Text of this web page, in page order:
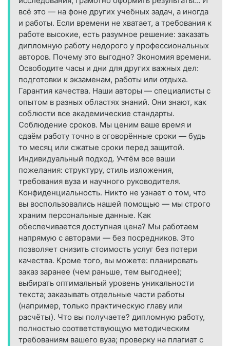
всё это — на фоне других учебных задач, а иногда
и работы. Если времени не хватает, а требования к
работе высокие, есть разумное решение: заказать
дипломную работу недорого у профессиональных
авторов. Почему это выгодно? Экономия времени.
Освободите часы и дни для других важных дел:
подготовки к экзаменам, работы или отдыха.
Гарантия качества. Наши авторы — специалисты с
опытом в разных областях знаний. Они знают, как
соблюсти все академические стандарты.
Соблюдение сроков. Мы ценим ваше время и
сдаём работу точно в оговорённые сроки — будь
то месяц или сжатые сроки перед защитой.
Индивидуальный подход. Учтём все ваши
пожелания: структуру, стиль изложения,
требования вуза и научного руководителя.
Конфиденциальность. Никто не узнает о том, что
вы воспользовались нашей помощью — мы строго
храним персональные данные. Как
обеспечивается доступная цена? Мы работаем
напрямую с авторами — без посредников. Это
позволяет снизить стоимость услуг без потери
качества. Кроме того, вы можете: планировать
заказ заранее (чем раньше, тем выгоднее);
выбирать оптимальный уровень уникальности
текста; заказывать отдельные части работы
(например, только практическую главу или
расчёты). Что вы получаете? дипломную работу,
полностью соответствующую методическим
требованиям вашего вуза; проверку на плагиат с